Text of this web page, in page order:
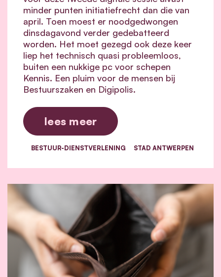
minder punten initiatiefrecht dan die van
april. Toen moest er noodgedwongen
dinsdagavond verder gedebatteerd
worden. Het moet gezegd ook deze keer
liep het technisch quasi probleemloos,
buiten een nukkige pc voor schepen
Kennis. Een pluim voor de mensen bij
Bestuurszaken en Digipolis.
lees meer
BESTUUR-DIENSTVERLENING STAD ANTWERPEN